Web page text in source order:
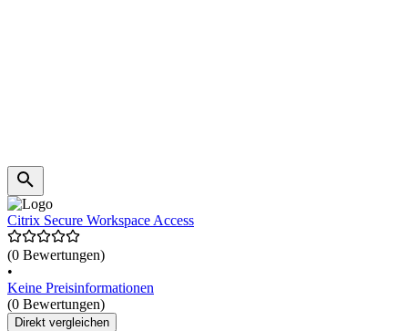
Citrix Secure Workspace Access
(0 Bewertungen)
•
Keine Preisinformationen
(0 Bewertungen)
Direkt vergleichen